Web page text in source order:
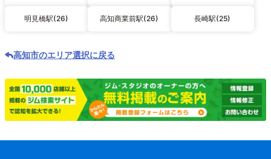
明見橋駅(26) 高知商業前駅(26) 長崎駅(25)
高知市のエリア選択に戻る